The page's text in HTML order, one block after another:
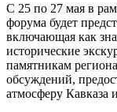
С 25 по 27 мая в
форума будет
включающая как
исторические
памятникам
обсуждений,
атмосферу Кавказа